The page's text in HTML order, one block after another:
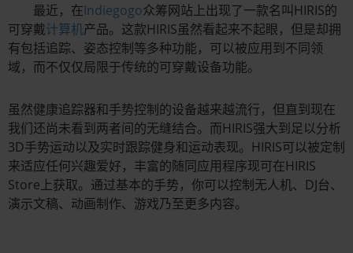
最近，在Indiegogo众筹网站上出现了一款名叫HIRIS的
可穿戴计算机产品。这款HIRIS虽然看起来不起眼，但是却拥
有包括追踪、姿态控制等多种功能，可以被应用到不同领
域，而不仅仅局限于传统的可穿戴设备功能。
虽然健康追踪器和手势控制的设备越来越流行，但直到现在
我们还尚未看到两者间的无缝结合。而HIRIS强大到足以分析
3D手势运动以及实时跟踪健身和运动表现。HIRIS可以被定制
来适应任何兴趣爱好，丰富的随同应用程序现可在HIRIS
Store上获取。通过基本的手势，你可以控制无人机、DJ台、
演示文稿、动画制作、游戏乃至更多内容。